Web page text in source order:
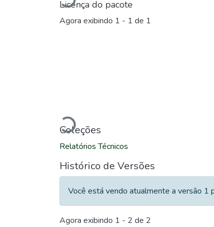
Carregando...
Licença do pacote
Agora exibindo 1 - 1 de 1
Carregando...
Coleções
Relatórios Técnicos
Histórico de Versões
Você está vendo atualmente a versão 1
Agora exibindo 1 - 2 de 2